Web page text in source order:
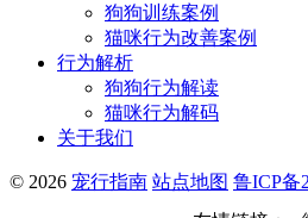
狗狗训练案例
猫咪行为改善案例
行为解析
狗狗行为解读
猫咪行为解码
关于我们
© 2026 宠行指南 站点地图 鲁ICP备